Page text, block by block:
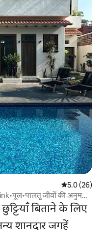
औसत रेटिंग 5
5.0 (26)
जीवों की अनुमति
बिताने के लिए
शानदार जगहें